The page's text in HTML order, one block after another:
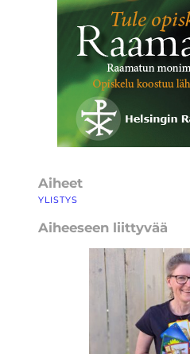
Aiheet
YLISTYS
Aiheeseen liittyvää